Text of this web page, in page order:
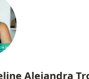
Alejandra